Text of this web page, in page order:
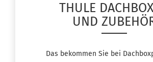
THULE
UND
Das bekommen Sie bei